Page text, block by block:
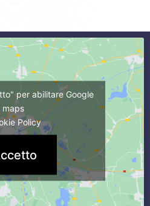
per abilitare Google
maps
Policy